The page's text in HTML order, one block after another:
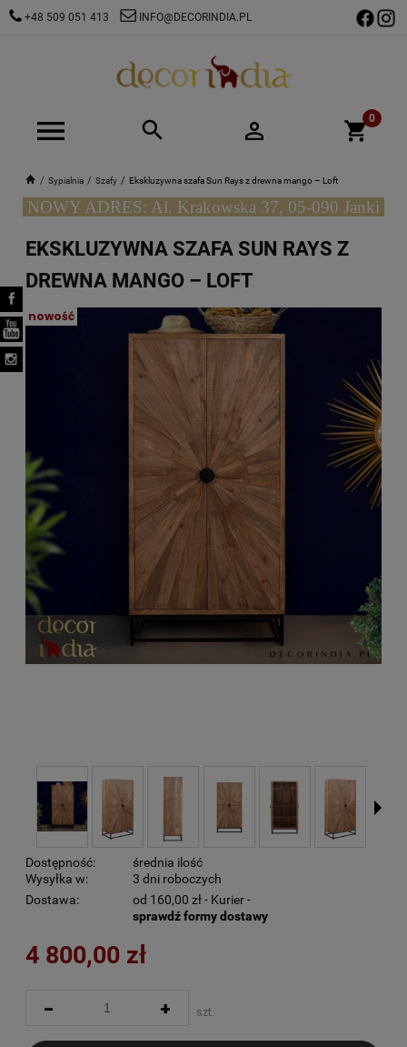
+48 509 051 413 INFO@DECORINDIA.PL
Sypialnia Szafy Ekskluzywna szafa Sun Rays z drewna mango – Loft
NOWY ADRES: Al. Krakowska 37, 05-090 Janki
EKSKLUZYWNA SZAFA SUN RAYS Z
DREWNA MANGO – LOFT
nowość
Dostępność:
średnia ilość
Wysyłka w:
3 dni roboczych
Dostawa:
od 160,00 zł - Kurier -
sprawdź formy dostawy
4 800,00 zł
- + szt.